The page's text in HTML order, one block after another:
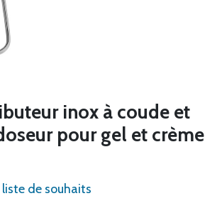
inox à coude et
pour gel et crème
de souhaits